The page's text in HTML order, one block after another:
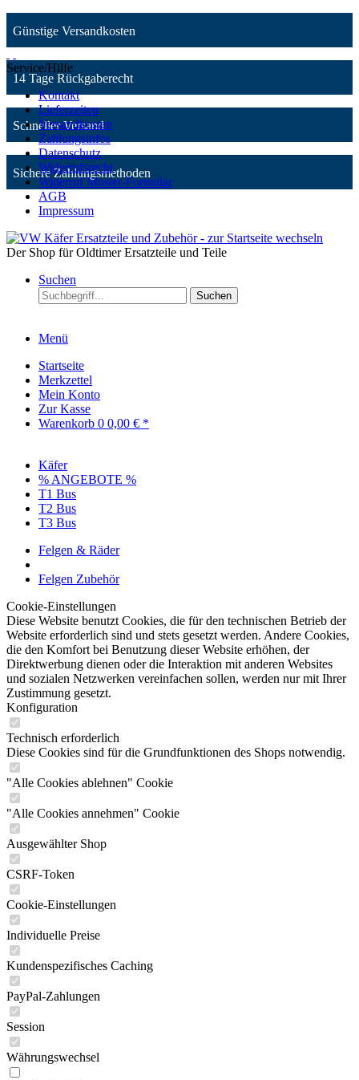
Günstige Versandkosten
14 Tage Rückgaberecht
Schneller Versand
Sichere Zahlungsmethoden
Service/Hilfe
Kontakt
Lieferzeiten
Versandkosten
Zahlungsinfos
Datenschutz
Widerrufsrecht
Widerruf Muster-Formular
AGB
Impressum
Der Shop für Oldtimer Ersatzteile und Teile
Suchen
Suchen
Menü
Startseite
Merkzettel
Mein Konto
Zur Kasse
Warenkorb 0 0,00 € *
Käfer
% ANGEBOTE %
T1 Bus
T2 Bus
T3 Bus
Felgen & Räder
Felgen Zubehör
Cookie-Einstellungen
Diese Website benutzt Cookies, die für den technischen Betrieb der
Website erforderlich sind und stets gesetzt werden. Andere Cookies,
die den Komfort bei Benutzung dieser Website erhöhen, der
Direktwerbung dienen oder die Interaktion mit anderen Websites
und sozialen Netzwerken vereinfachen sollen, werden nur mit Ihrer
Zustimmung gesetzt.
Konfiguration
Technisch erforderlich
Diese Cookies sind für die Grundfunktionen des Shops notwendig.
"Alle Cookies ablehnen" Cookie
"Alle Cookies annehmen" Cookie
Ausgewählter Shop
CSRF-Token
Cookie-Einstellungen
Individuelle Preise
Kundenspezifisches Caching
PayPal-Zahlungen
Session
Währungswechsel